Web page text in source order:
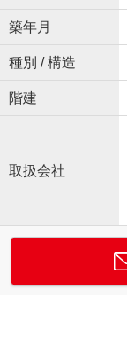
築年月
種別 / 構造
階建
取扱会社